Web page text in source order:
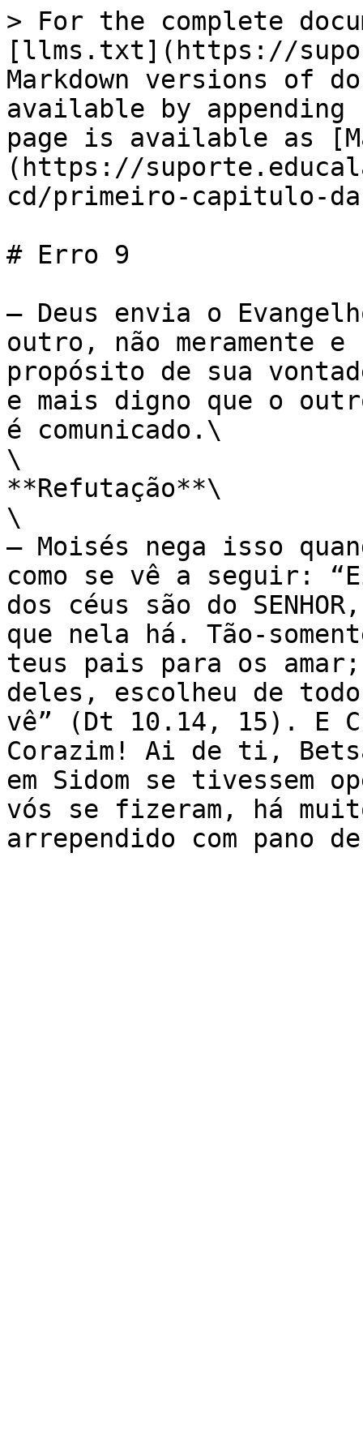
> For the complete
[llms.txt](https://
Markdown versions of
available by
page is available as
(https://
cd/primeiro-capitulo-
# Erro 9
— Deus envia o
outro, não meramente e
propósito de sua
e mais digno que o
é comunicado.\
\
**Refutação**\
\
— Moisés nega isso
como se vê a seguir:
dos céus são do
que nela há. Tão-
teus pais para os
deles, escolheu de
vê” (Dt 10.14, 15).
Corazim! Ai de ti,
em Sidom se tivessem
vós se fizeram, há